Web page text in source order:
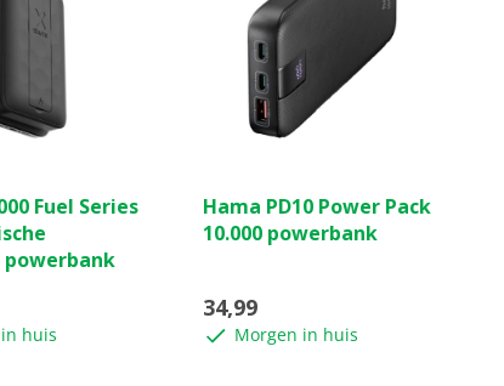
Fuel Series
huis
van
de
Hama PD10 Power Pack
10.000 powerbank
34,99
Morgen in huis